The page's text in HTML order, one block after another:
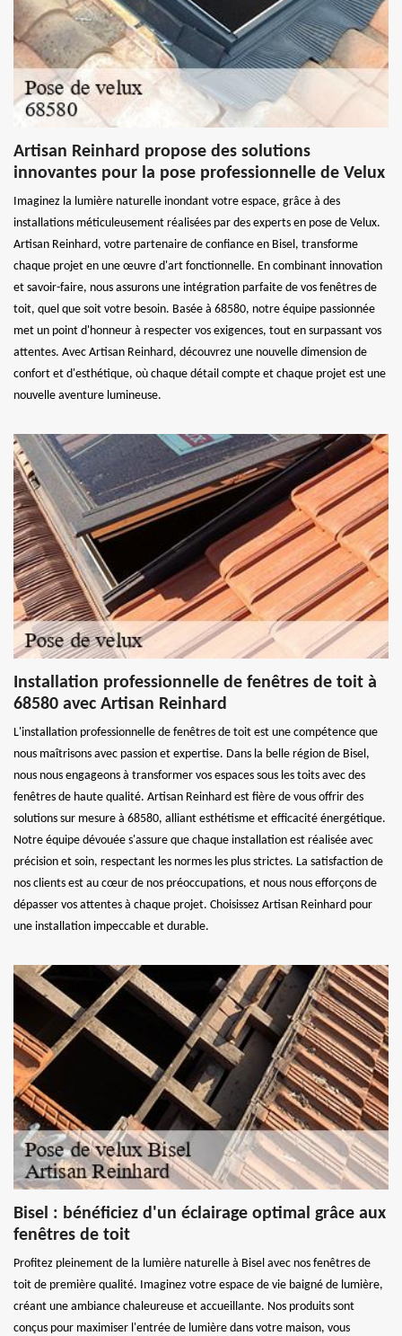
Artisan Reinhard propose des solutions
innovantes pour la pose professionnelle de Velux
Imaginez la lumière naturelle inondant votre espace, grâce à des
installations méticuleusement réalisées par des experts en pose de Velux.
Artisan Reinhard, votre partenaire de confiance en Bisel, transforme
chaque projet en une œuvre d'art fonctionnelle. En combinant innovation
et savoir-faire, nous assurons une intégration parfaite de vos fenêtres de
toit, quel que soit votre besoin. Basée à 68580, notre équipe passionnée
met un point d'honneur à respecter vos exigences, tout en surpassant vos
attentes. Avec Artisan Reinhard, découvrez une nouvelle dimension de
confort et d'esthétique, où chaque détail compte et chaque projet est une
nouvelle aventure lumineuse.
Installation professionnelle de fenêtres de toit à
68580 avec Artisan Reinhard
L'installation professionnelle de fenêtres de toit est une compétence que
nous maîtrisons avec passion et expertise. Dans la belle région de Bisel,
nous nous engageons à transformer vos espaces sous les toits avec des
fenêtres de haute qualité. Artisan Reinhard est fière de vous offrir des
solutions sur mesure à 68580, alliant esthétisme et efficacité énergétique.
Notre équipe dévouée s'assure que chaque installation est réalisée avec
précision et soin, respectant les normes les plus strictes. La satisfaction de
nos clients est au cœur de nos préoccupations, et nous nous efforçons de
dépasser vos attentes à chaque projet. Choisissez Artisan Reinhard pour
une installation impeccable et durable.
Bisel : bénéficiez d'un éclairage optimal grâce aux
fenêtres de toit
Profitez pleinement de la lumière naturelle à Bisel avec nos fenêtres de
toit de première qualité. Imaginez votre espace de vie baigné de lumière,
créant une ambiance chaleureuse et accueillante. Nos produits sont
conçus pour maximiser l'entrée de lumière dans votre maison, vous